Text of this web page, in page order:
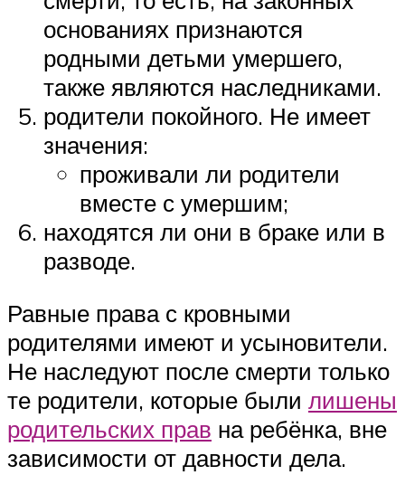
основаниях признаются
родными детьми умершего,
также являются наследниками.
родители покойного. Не имеет
значения:
проживали ли родители
вместе с умершим;
находятся ли они в браке или в
разводе.
Равные права с кровными
родителями имеют и усыновители.
Не наследуют после смерти только
те родители, которые были лишены
родительских прав на ребёнка, вне
зависимости от давности дела.